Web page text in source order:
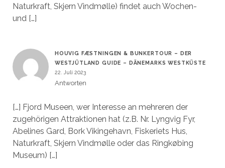
Naturkraft, Skjern Vindmølle) findet auch Wochen-
und […]
HOUVIG FÆSTNINGEN & BUNKERTOUR – DER
WESTJÜTLAND GUIDE – DÄNEMARKS WESTKÜSTE
22. Juli 2023
Antworten
[…] Fjord Museen, wer Interesse an mehreren der
zugehörigen Attraktionen hat (z.B. Nr. Lyngvig Fyr,
Abelines Gard, Bork Vikingehavn, Fiskeriets Hus,
Naturkraft, Skjern Vindmølle oder das Ringkøbing
Museum) […]